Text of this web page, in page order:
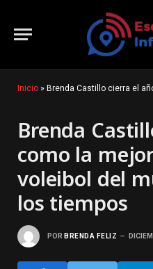
Inicio » Brenda Castillo cierra el año como la
Brenda
como la
voleibol del
los tiempos
POR BRENDA FELIZ